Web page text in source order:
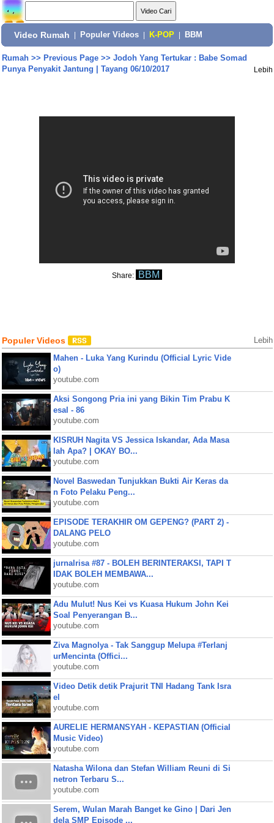
Video Rumah Populer Videos K-POP BBM
Rumah>> Previous Page>> Jodoh Yang Tertukar : Babe Somad
Punya Penyakit Jantung | Tayang 06/10/2017
Lebih
Share: BBM
Populer Videos Lebih
Mahen - Luka Yang Kurindu (Official Lyric Vide
o)
youtube.com
Aksi Songong Pria ini yang Bikin Tim Prabu K
esal - 86
youtube.com
KISRUH Nagita VS Jessica Iskandar, Ada Masa
lah Apa? | OKAY BO...
youtube.com
Novel Baswedan Tunjukkan Bukti Air Keras da
n Foto Pelaku Peng...
youtube.com
EPISODE TERAKHIR OM GEPENG? (PART 2) -
DALANG PELO
youtube.com
jurnalrisa #87 - BOLEH BERINTERAKSI, TAPI T
IDAK BOLEH MEMBAWA...
youtube.com
Adu Mulut! Nus Kei vs Kuasa Hukum John Kei
Soal Penyerangan B...
youtube.com
Ziva Magnolya - Tak Sanggup Melupa #Terlanj
urMencinta (Offici...
youtube.com
Video Detik detik Prajurit TNI Hadang Tank Isra
el
youtube.com
AURELIE HERMANSYAH - KEPASTIAN (Official
Music Video)
youtube.com
Natasha Wilona dan Stefan William Reuni di Si
netron Terbaru S...
youtube.com
Serem, Wulan Marah Banget ke Gino | Dari Jen
dela SMP Episode ...